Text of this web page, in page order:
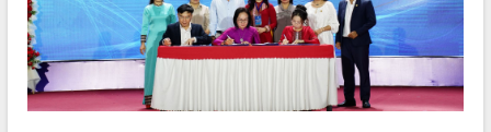
Khám bệnh, cấp phát thuốc miễn phí
và tặng quà người dân xã Cư Pui